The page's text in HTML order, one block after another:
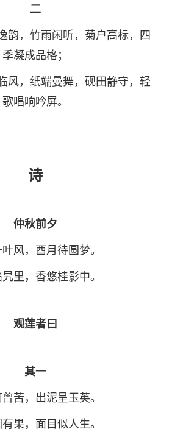
二
韵，竹雨闲听，菊户高标，四
季凝成品格；
风，纸端曼舞，砚田静守，轻
歌唱响吟屏。
诗
仲秋前夕
风，酉月待圆梦。
里，香悠桂影中。
观莲者曰
其一
苦，出泥呈玉英。
果，面目似人生。